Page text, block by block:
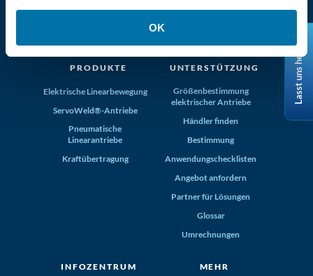
OK
+1-763-478-8000info@tolomatic.com
PRODUKTE
Elektrische Linearbewegung
ServoWeld®-Antriebe
Pneumatische
Linearantriebe
Kraftübertragung
UNTERSTÜTZUNG
Größenbestimmung
elektrischer Antriebe
Händler finden
Bestimmung
Anwendungschecklisten
Angebot anfordern
Partner für Lösungen
Glossar
Umrechnungen
INFOZENTRUM MEHR
Lasst uns helfen